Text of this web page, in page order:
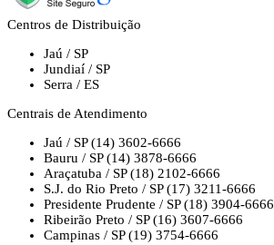
Centros de Distribuição
Jaú / SP
Jundiaí / SP
Serra / ES
Centrais de Atendimento
Jaú / SP (14) 3602-6666
Bauru / SP (14) 3878-6666
Araçatuba / SP (18) 2102-6666
S.J. do Rio Preto / SP (17) 3211-6666
Presidente Prudente / SP (18) 3904-6666
Ribeirão Preto / SP (16) 3607-6666
Campinas / SP (19) 3754-6666